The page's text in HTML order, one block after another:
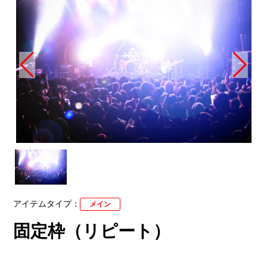
アイテムタイプ： メイン
固定枠（リピート）